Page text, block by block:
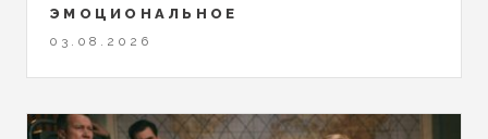
ЭМОЦИОНАЛЬНОЕ
03.08.2026